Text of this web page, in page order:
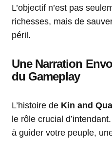
L’objectif n’est pas
richesses, mais de
péril.
Une Narration
du Gameplay
L’histoire de Kin and
le rôle crucial
à guider votre peuple,